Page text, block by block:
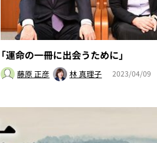
「運命の一冊に出会うために」
藤原 正彦 林 真理子 2023/04/09